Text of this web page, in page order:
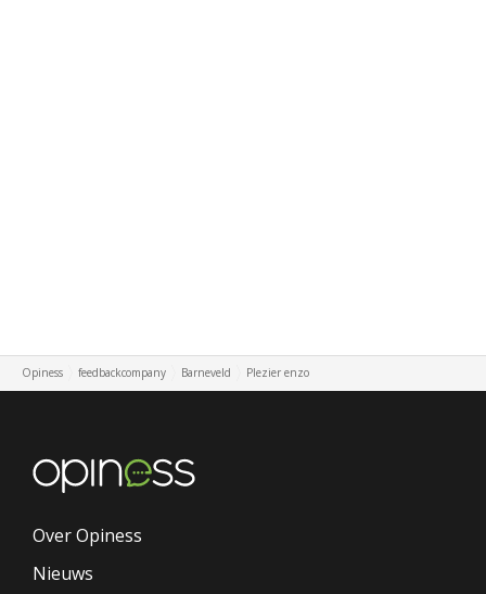
Opiness feedbackcompany Barneveld Plezier enzo
Over Opiness
Nieuws